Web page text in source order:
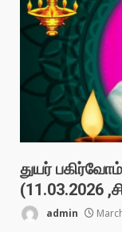
துயர்
(11.03.2026
admin